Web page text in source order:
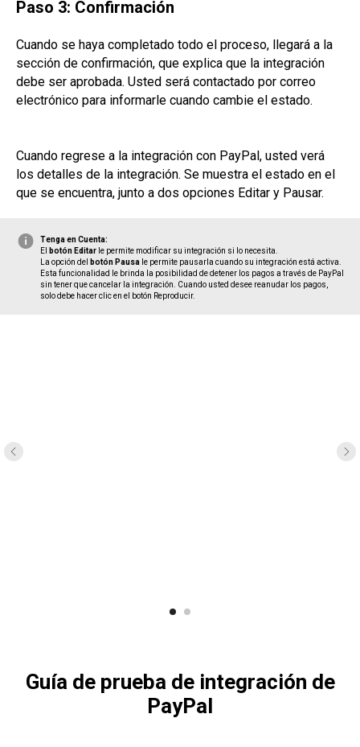
Paso 3: Confirmación
Cuando se haya completado todo el proceso, llegará a la
sección de confirmación, que explica que la integración
debe ser aprobada. Usted será contactado por correo
electrónico para informarle cuando cambie el estado.
Cuando regrese a la integración con PayPal, usted verá
los detalles de la integración. Se muestra el estado en el
que se encuentra, junto a dos opciones Editar y Pausar.
Tenga en Cuenta:
El
botón Editar le permite modificar su integración si lo necesita.
La opción del
botón Pausa le permite pausarla cuando su integración está activa.
Esta funcionalidad le brinda la posibilidad de detener los pagos a través de PayPal
sin tener que cancelar la integración. Cuando usted desee reanudar los pagos,
solo debe hacer clic en el botón Reproducir.
Guía de prueba de integración de
PayPal